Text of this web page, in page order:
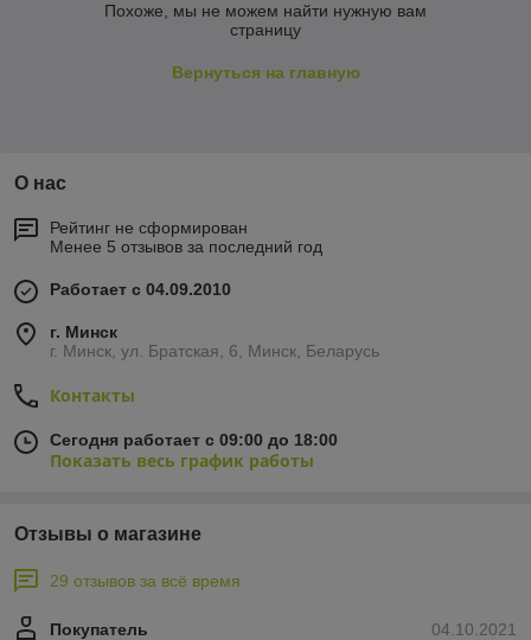
Похоже, мы не можем найти нужную вам
страницу
Вернуться на главную
О нас
Рейтинг не сформирован
Менее 5 отзывов за последний год
Работает с 04.09.2010
г. Минск
г. Минск, ул. Братская, 6, Минск, Беларусь
Контакты
Сегодня работает с 09:00 до 18:00
Показать весь график работы
Отзывы о магазине
29 отзывов за всё время
04.10.2021
Покупатель